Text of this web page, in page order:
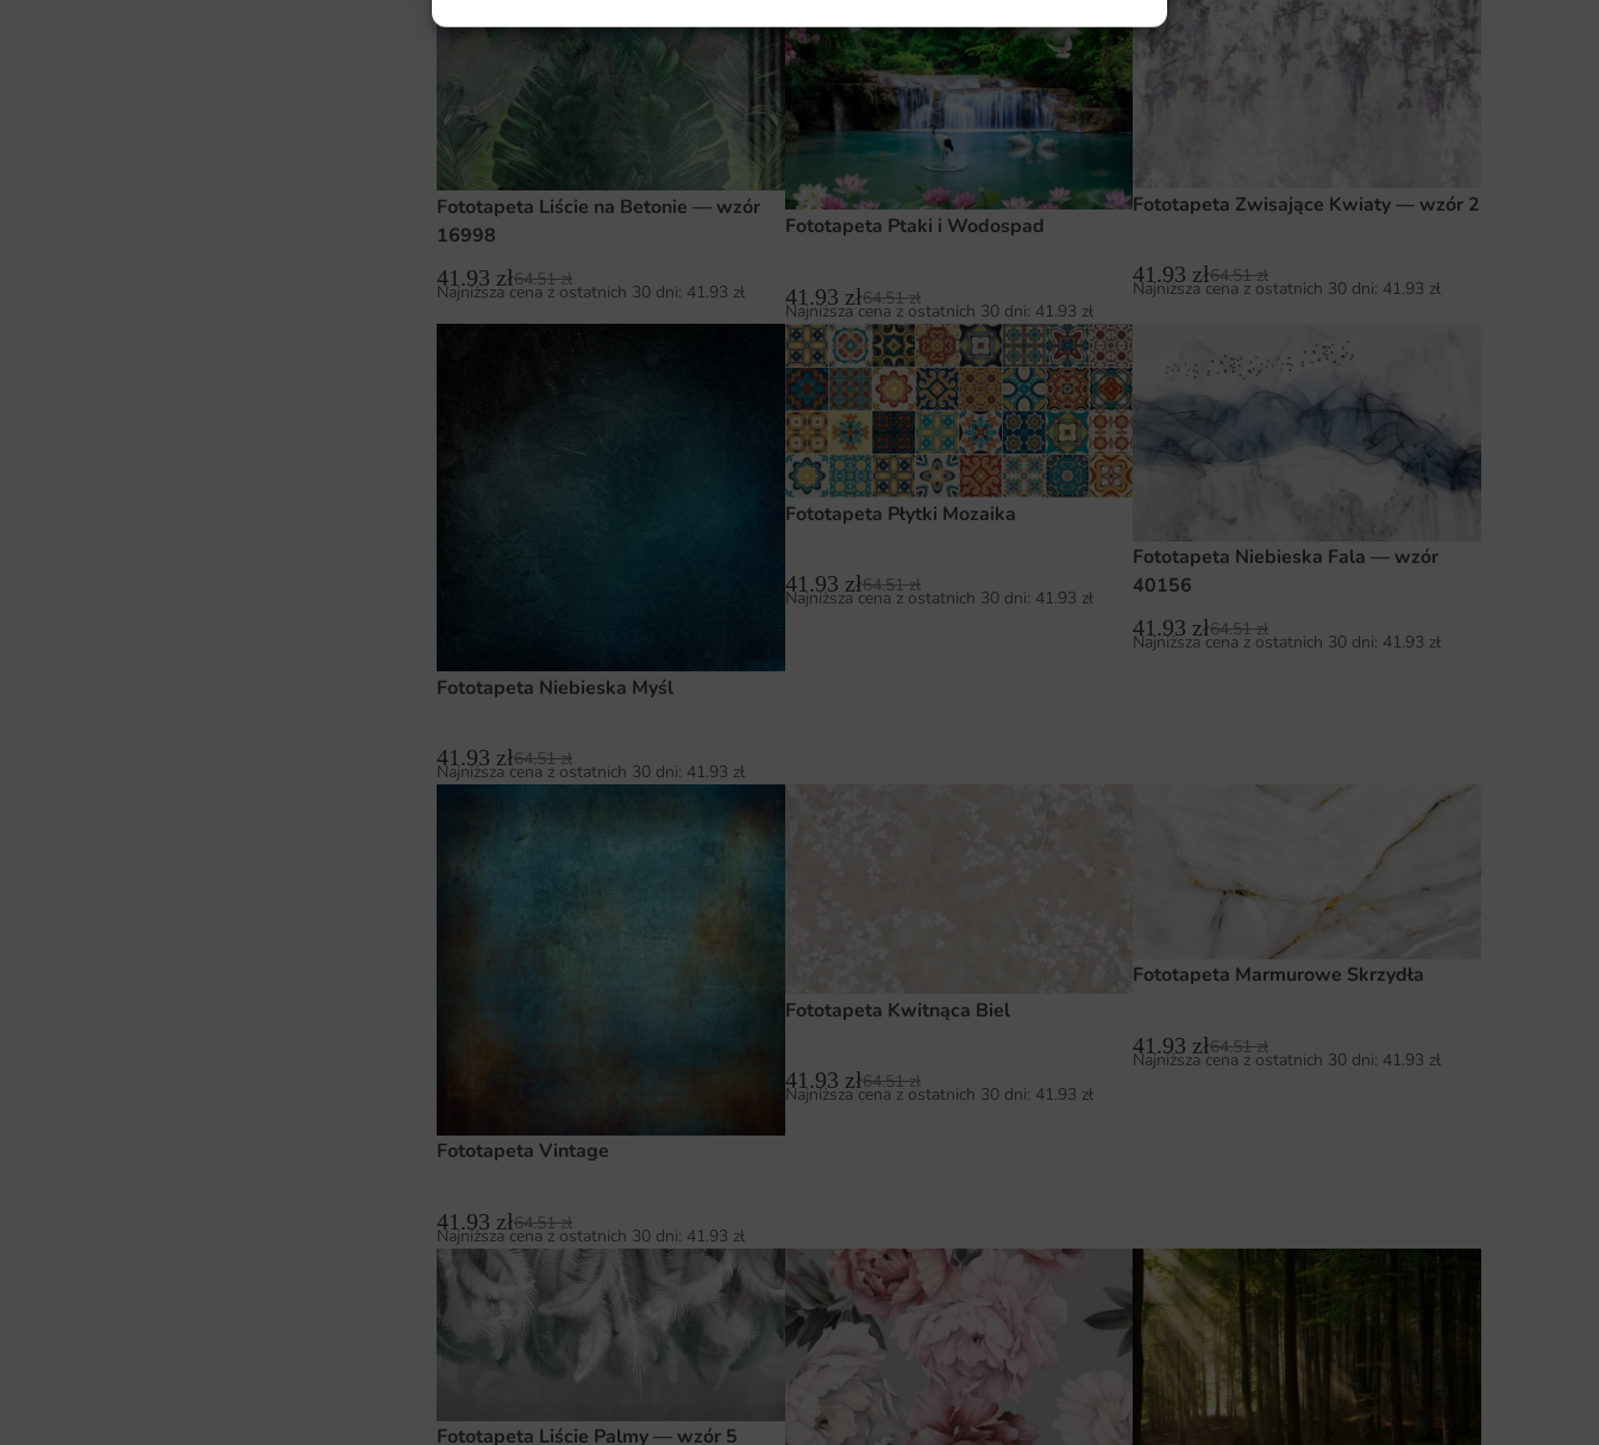
Fototapeta Liście na Betonie — wzór
16998
41.93 zł64.51zł
Najniższa cena z ostatnich 30 dni: 41.93 zł
Fototapeta Ptaki i Wodospad
41.93 zł64.51zł
Najniższa cena z ostatnich 30 dni: 41.93 zł
Fototapeta Zwisające Kwiaty — wzór 2
41.93 zł64.51zł
Najniższa cena z ostatnich 30 dni: 41.93 zł
Fototapeta Niebieska Myśl
41.93 zł64.51zł
Najniższa cena z ostatnich 30 dni: 41.93 zł
Fototapeta Płytki Mozaika
41.93 zł64.51zł
Najniższa cena z ostatnich 30 dni: 41.93 zł
Fototapeta Niebieska Fala — wzór
40156
41.93 zł64.51zł
Najniższa cena z ostatnich 30 dni: 41.93 zł
Fototapeta Vintage
41.93 zł64.51zł
Najniższa cena z ostatnich 30 dni: 41.93 zł
Fototapeta Kwitnąca Biel
41.93 zł64.51zł
Najniższa cena z ostatnich 30 dni: 41.93 zł
Fototapeta Marmurowe Skrzydła
41.93 zł64.51zł
Najniższa cena z ostatnich 30 dni: 41.93 zł
Fototapeta Liście Palmy — wzór 5